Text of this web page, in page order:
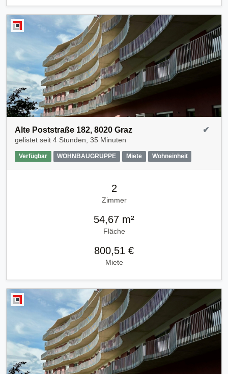
Alte Poststraße 182, 8020 Graz
gelistet seit 4 Stunden, 35 Minuten
Verfügbar WOHNBAUGRUPPE Miete Wohneinheit
✔
2
Zimmer
54,67 m²
Fläche
800,51 €
Miete